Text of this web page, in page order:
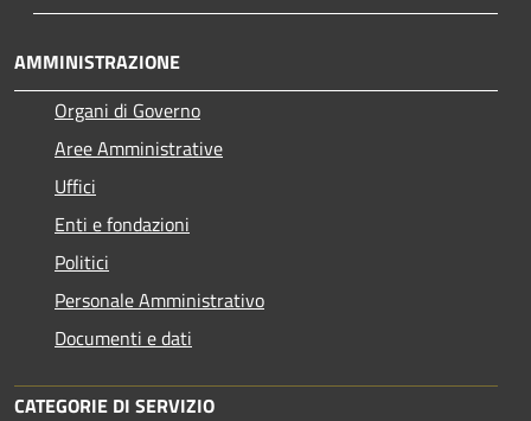
AMMINISTRAZIONE
Organi di Governo
Aree Amministrative
Uffici
Enti e fondazioni
Politici
Personale Amministrativo
Documenti e dati
CATEGORIE DI SERVIZIO